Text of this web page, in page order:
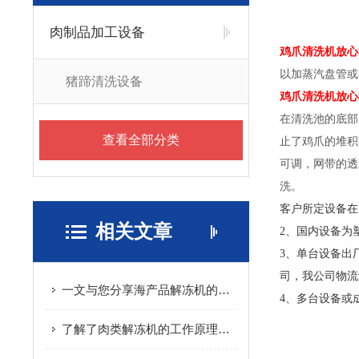
肉制品加工设备
猪蹄清洗设备
查看全部分类
相关文章
一文与您分享海产品解冻机的产品特点
了解了肉类解冻机的工作原理才能更好的使用它
鸡爪清洗机放
以加蒸汽盘管
鸡爪清洗机放
在清洗池的底
止了鸡爪的堆
可调，网带的
洗。
客户所定设备
2、国内设备为
3、单台设备出
司，我公司物
4、多台设备或